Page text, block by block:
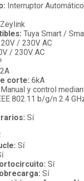
Interruptor
Zeylink
Tuya Smart /
/ 230V AC
/ 230V AC
corte: 6kA
Manual y control
802.11 b/g/n 2.4
Sí
Sí
Sí
Sí